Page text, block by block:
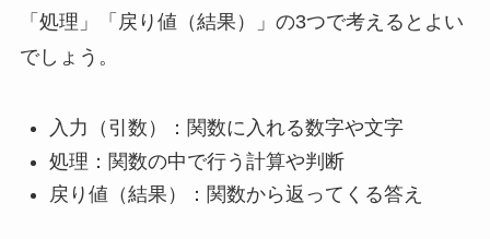
「処理」「戻り値（結果）」の3つで考えるとよい
でしょう。
入力（引数）：関数に入れる数字や文字
処理：関数の中で行う計算や判断
戻り値（結果）：関数から返ってくる答え